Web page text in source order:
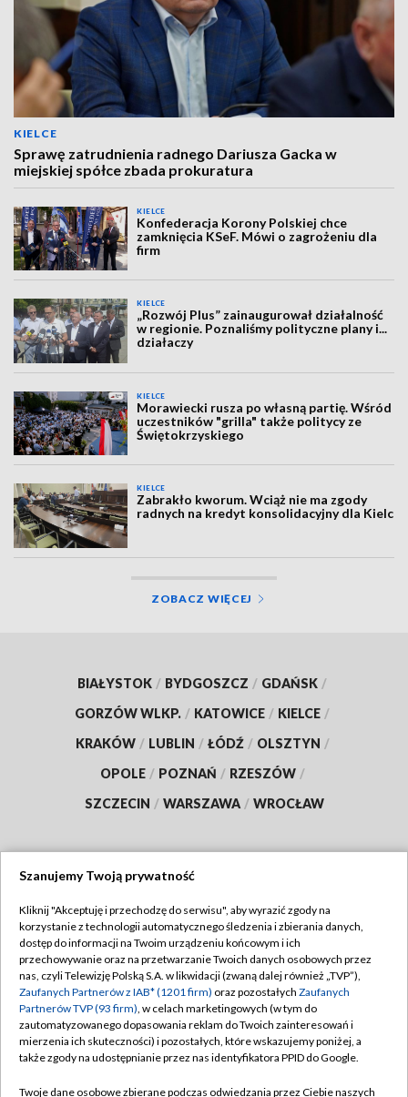
KIELCE
Sprawę zatrudnienia radnego Dariusza Gacka w
miejskiej spółce zbada prokuratura
KIELCE
Konfederacja Korony Polskiej chce
zamknięcia KSeF. Mówi o zagrożeniu dla
firm
KIELCE
„Rozwój Plus” zainaugurował działalność
w regionie. Poznaliśmy polityczne plany i...
działaczy
KIELCE
Morawiecki rusza po własną partię. Wśród
uczestników "grilla" także politycy ze
Świętokrzyskiego
KIELCE
Zabrakło kworum. Wciąż nie ma zgody
radnych na kredyt konsolidacyjny dla Kielc
ZOBACZ WIĘCEJ
BIAŁYSTOK / BYDGOSZCZ / GDAŃSK /
GORZÓW WLKP. / KATOWICE / KIELCE /
KRAKÓW / LUBLIN / ŁÓDŹ / OLSZTYN /
OPOLE / POZNAŃ / RZESZÓW /
SZCZECIN / WARSZAWA / WROCŁAW
TVP
Abonament TVP
Emisja w TVP
Centrum informacji TVP
Naziemna Telewizja Cyfrowa
Regulamin TVP
Polityka prywatności
Moje zgody
Pomoc
Szanujemy Twoją prywatność
Kliknij "Akceptuję i przechodzę do serwisu", aby wyrazić zgody na
korzystanie z technologii automatycznego śledzenia i zbierania danych,
dostęp do informacji na Twoim urządzeniu końcowym i ich
przechowywanie oraz na przetwarzanie Twoich danych osobowych przez
nas, czyli Telewizję Polską S.A. w likwidacji (zwaną dalej również „TVP”),
Zaufanych Partnerów z IAB* (1201 firm) oraz pozostałych Zaufanych
Partnerów TVP (93 firm), w celach marketingowych (w tym do
zautomatyzowanego dopasowania reklam do Twoich zainteresowań i
mierzenia ich skuteczności) i pozostałych, które wskazujemy poniżej, a
także zgody na udostępnianie przez nas identyfikatora PPID do Google.
Twoje dane osobowe zbierane podczas odwiedzania przez Ciebie naszych